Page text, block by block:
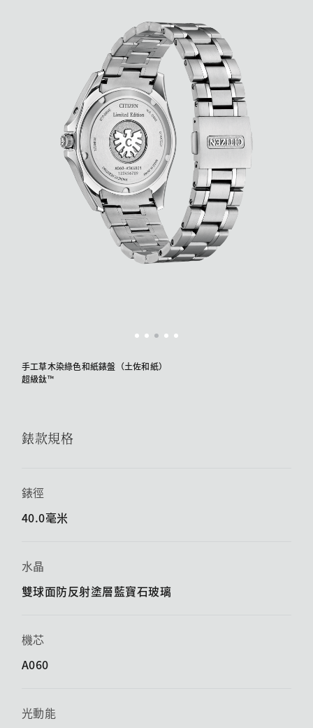
手工草木染綠色和紙錶盤（土佐和紙）
​超級鈦™
錶款規格
錶徑
40.0毫米
水晶
雙球面防反射塗層藍寶石玻璃
機芯
A060
光動能